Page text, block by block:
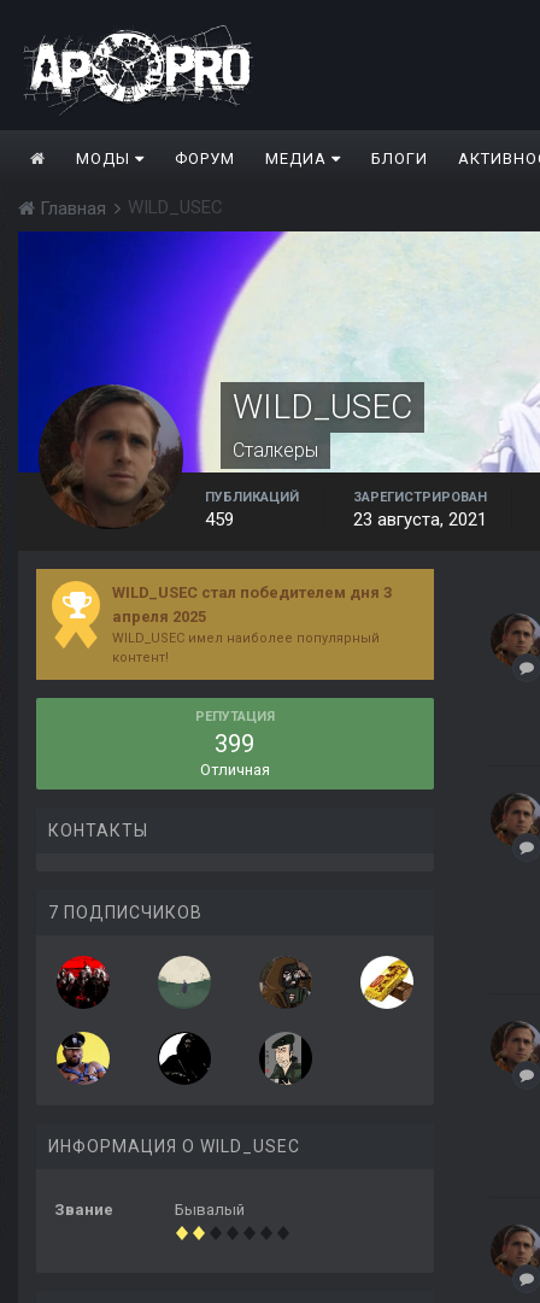
МОДЫ ФОРУМ МЕДИА БЛОГИ
Главная WILD_USEC
WILD_USEC
Сталкеры
ПУБЛИКАЦИЙ
459
ЗАРЕГИСТРИРОВАН
23 августа, 2021
WILD_USEC стал победителем дня 3
апреля 2025
WILD_USEC имел наиболее популярный
контент!
РЕПУТАЦИЯ
399
Отличная
КОНТАКТЫ
7 ПОДПИСЧИКОВ
ИНФОРМАЦИЯ О WILD_USEC
Звание Бывалый